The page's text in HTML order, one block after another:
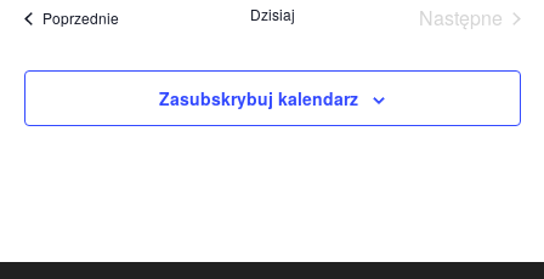
PoprzednieWydarzenia Dzisiaj
Następne
Zasubskrybuj kalendarz